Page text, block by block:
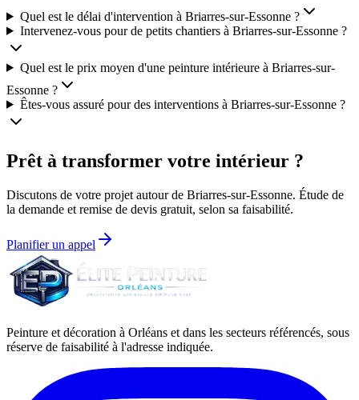
Quel est le délai d'intervention à Briarres-sur-Essonne ?
Intervenez-vous pour de petits chantiers à Briarres-sur-Essonne ?
Quel est le prix moyen d'une peinture intérieure à Briarres-sur-
Essonne ?
Êtes-vous assuré pour des interventions à Briarres-sur-Essonne ?
Prêt à transformer votre intérieur ?
Discutons de votre projet autour de Briarres-sur-Essonne. Étude de
la demande et remise de devis gratuit, selon sa faisabilité.
Planifier un appel
Peinture et décoration à Orléans et dans les secteurs référencés, sous
réserve de faisabilité à l'adresse indiquée.